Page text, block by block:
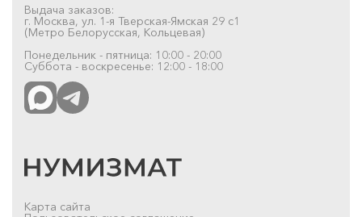
Выдача заказов:
г. Москва, ул. 1-я Тверская-Ямская 29 с1
(Метро Белорусская, Кольцевая)
Понедельник - пятница: 10:00 - 20:00
Суббота - воскресенье: 12:00 - 18:00
Карта сайта